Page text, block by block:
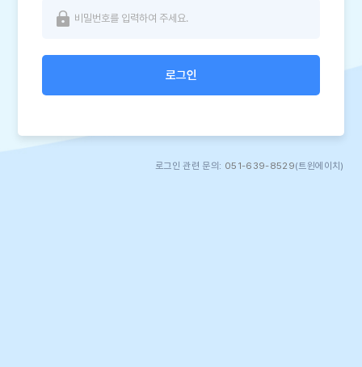
로그인
로그인 관련 문의: 051-639-8529(트윈에이치)